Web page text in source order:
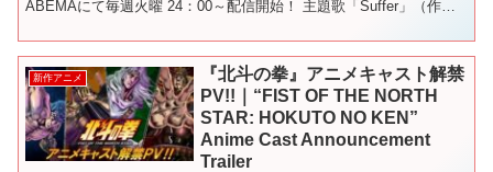
ABEMAにて毎週火曜 24：00～配信開始！ 主題歌「Suffer」（作詞
新作アニメ
『北斗の拳』アニメキャスト解禁
PV!!｜“FIST OF THE NORTH
STAR: HOKUTO NO KEN”
Anime Cast Announcement
Trailer